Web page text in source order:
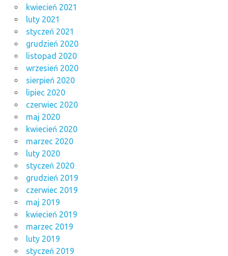
kwiecień 2021
luty 2021
styczeń 2021
grudzień 2020
listopad 2020
wrzesień 2020
sierpień 2020
lipiec 2020
czerwiec 2020
maj 2020
kwiecień 2020
marzec 2020
luty 2020
styczeń 2020
grudzień 2019
czerwiec 2019
maj 2019
kwiecień 2019
marzec 2019
luty 2019
styczeń 2019